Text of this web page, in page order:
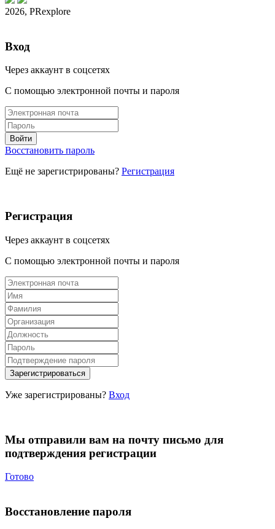
2026, PRexplore
Вход
Через аккаунт в соцсетях
С помощью электронной почты и пароля
Восстановить пароль
Ещё не зарегистрированы? Регистрация
Регистрация
Через аккаунт в соцсетях
С помощью электронной почты и пароля
Уже зарегистрированы? Вход
Мы отправили вам на почту письмо для
подтверждения регистрации
Готово
Восстановление пароля